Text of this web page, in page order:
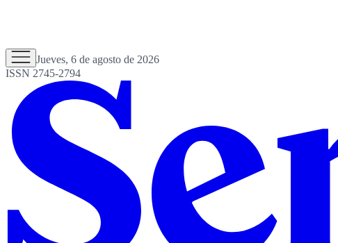
Jueves, 6 de agosto de 2026
ISSN 2745-2794